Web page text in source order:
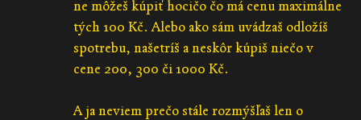
ne môžeš kúpiť hocičo čo má cenu maximálne
tých 100 Kč. Alebo ako sám uvádzaš odložíš
spotrebu, našetríš a neskôr kúpiš niečo v
cene 200, 300 či 1000 Kč.
A ja neviem prečo stále rozmýšľaš len o